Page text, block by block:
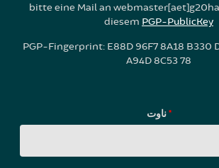
bitte eine Mail an
diesem PGP-PublicKey
PGP-Fingerprint: E88D 96F7 8A18 B330
A94D 8C53 78
ناوت*